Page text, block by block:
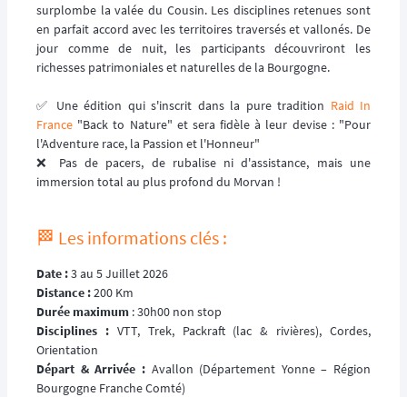
surplombe la valée du Cousin. Les disciplines retenues sont
en parfait accord avec les territoires traversés et vallonés. De
jour comme de nuit, les participants découvriront les
richesses patrimoniales et naturelles de la Bourgogne.
✅ Une édition qui s'inscrit dans la pure tradition Raid In
France "Back to Nature" et sera fidèle à leur devise : "Pour
l'Adventure race, la Passion et l'Honneur"
❌ Pas de pacers, de rubalise ni d'assistance, mais une
immersion total au plus profond du Morvan !
🏁 Les informations clés :
Date :3 au 5 Juillet 2026
Distance :200 Km
Durée maximum : 30h00 non stop
Disciplines :VTT, Trek, Packraft (lac & rivières), Cordes,
Orientation
Départ & Arrivée :Avallon (Département Yonne – Région
Bourgogne Franche Comté)